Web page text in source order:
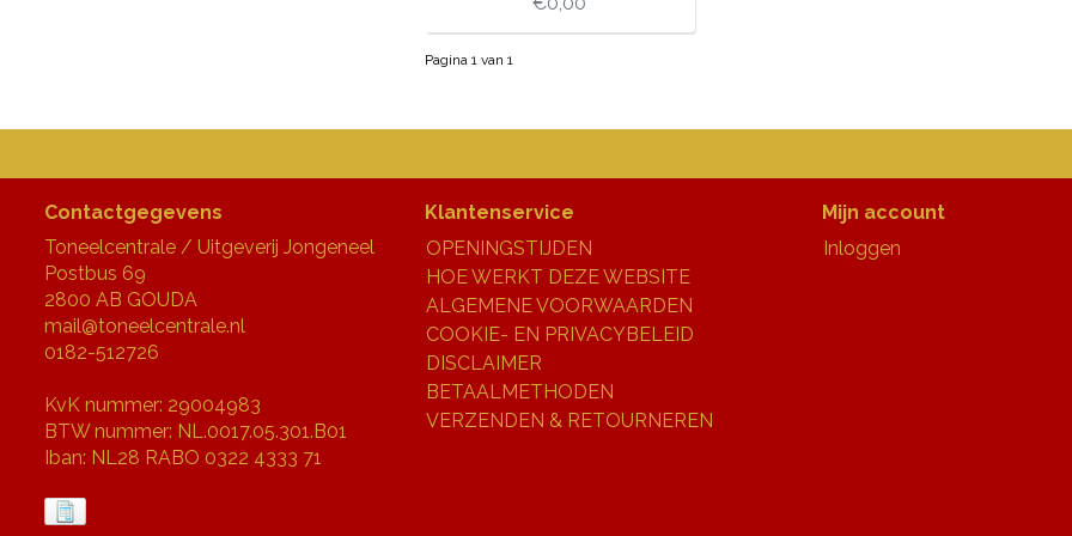
Pagina 1 van 1
Contactgegevens
Toneelcentrale / Uitgeverij Jongeneel
Postbus 69
2800 AB GOUDA
mail@toneelcentrale.nl
0182-512726
KvK nummer: 29004983
BTW nummer: NL.0017.05.301.B01
Iban: NL28 RABO 0322 4333 71
Klantenservice
OPENINGSTIJDEN
HOE WERKT DEZE WEBSITE
ALGEMENE VOORWAARDEN
COOKIE- EN PRIVACYBELEID
DISCLAIMER
BETAALMETHODEN
VERZENDEN & RETOURNEREN
Mijn account
Inloggen